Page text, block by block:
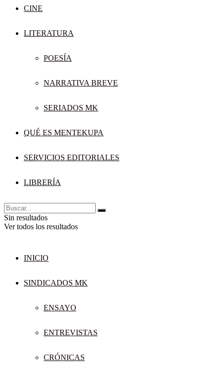
CINE
LITERATURA
POESÍA
NARRATIVA BREVE
SERIADOS MK
QUÉ ES MENTEKUPA
SERVICIOS EDITORIALES
LIBRERÍA
Sin resultados
Ver todos los resultados
INICIO
SINDICADOS MK
ENSAYO
ENTREVISTAS
CRÓNICAS